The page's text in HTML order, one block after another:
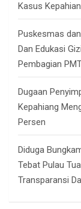
Kasus
Puskesmas
Dan Edukasi
Pembagian
Dugaan
Kepahiang
Persen
Diduga
Tebat Pulau
Transparansi